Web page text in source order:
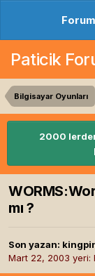
Paticik
Bilgisayar Oyunları
2000
mı ?
Son yazan:
Mart 22, 2003 yeri: